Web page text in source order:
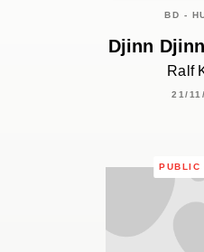
BD -
Djinn
Ralf
21/
PUBLIC